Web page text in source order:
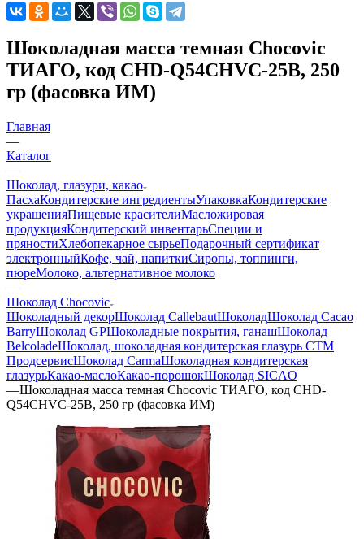
Шоколадная масса темная Chocovic
ТИАГО, код CHD-Q54CHVC-25B, 250
гр (фасовка ИМ)
Главная
—
Каталог
—
Шоколад, глазури, какао
ПасхаКондитерские ингредиентыУпаковкаКондитерские
украшенияПищевые красителиМасложировая
продукцияКондитерский инвентарьСпеции и
пряностиХлебопекарное сырьеПодарочный сертификат
электронныйКофе, чай, напиткиСиропы, топпинги,
пюреМолоко, альтернативное молоко
—
Шоколад Chocovic
Шоколадный декорШоколад CallebautШоколадШоколад Cacao
BarryШоколад GPШоколадные покрытия, ганашШоколад
BelcoladeШоколад, шоколадная кондитерская глазурь СТМ
ПродсервисШоколад CarmaШоколадная кондитерская
глазурьКакао-маслоКакао-порошокШоколад SICAO
—Шоколадная масса темная Chocovic ТИАГО, код CHD-
Q54CHVC-25B, 250 гр (фасовка ИМ)